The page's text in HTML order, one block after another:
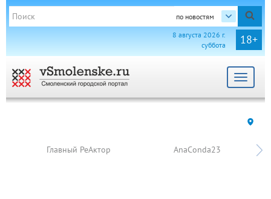
по новостям
18+
8 августа 2026 г.
суббота
Toggle
Главный РеАктор AnaConda23